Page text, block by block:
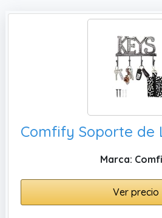
Marca:
Ver precio